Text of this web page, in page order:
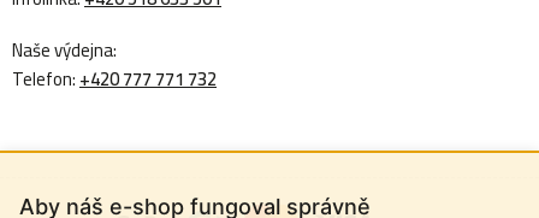
Aby náš e-shop fungoval správně
Naše výdejna:
Telefon:+420 777 771 732